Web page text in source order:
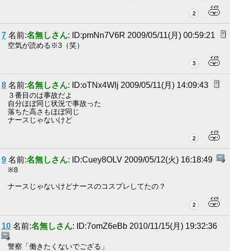
2
7 名前:名無しさん: ID:pmNn7V6R 2009/05/11(月) 00:59:21
空気が読める※3（笑）
3
8 名前:名無しさん: ID:oTNx4Wlj 2009/05/11(月) 14:09:43
３番目のは事故だよ
自分ほぼ同じ状況で事故った
落ちた高さもほぼ同じ
ナースじゃないけど
2
9 名前:名無しさん: ID:Cuey8OLV 2009/05/12(火) 16:18:49
※8
ナースじゃないけどナースのコスプレしてたの？
2
10 名前:名無しさん: ID:7omZ6eBb 2010/11/15(月) 19:32:36
警察「働きたくないでござる」